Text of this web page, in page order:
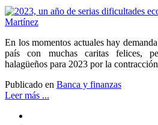
En los momentos actuales hay
país con muchas caritas felices,
halagüeños para 2023 por la
Publicado en Banca y finanzas
Leer más ...